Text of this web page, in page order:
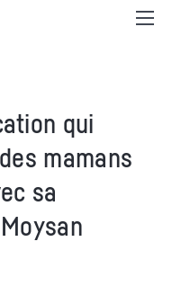
qui
mamans
sa